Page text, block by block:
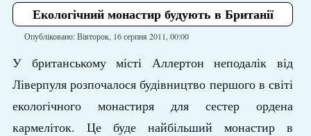
Екологічний монастир будують в Британії
Опубліковано: Вівторок, 16 серпня 2011, 00:00
У британському місті Аллертон неподалік від
Ліверпуля розпочалося будівництво першого в світі
екологічного монастиря для сестер ордена
кармеліток. Це буде найбільший монастир в